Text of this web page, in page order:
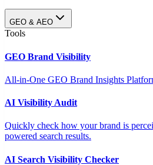
GEO & AEO
Tools
GEO Brand Visibility
All-in-One GEO Brand Insights
AI Visibility Audit
Quickly check how your brand is
powered search results.
AI Search Visibility Checker